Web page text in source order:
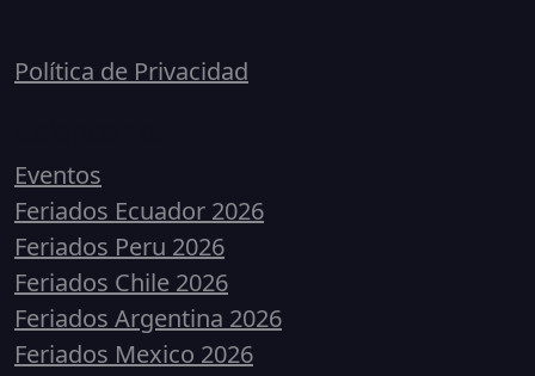
Política de Privacidad
Eventos
Feriados Ecuador 2026
Feriados Peru 2026
Feriados Chile 2026
Feriados Argentina 2026
Feriados Mexico 2026